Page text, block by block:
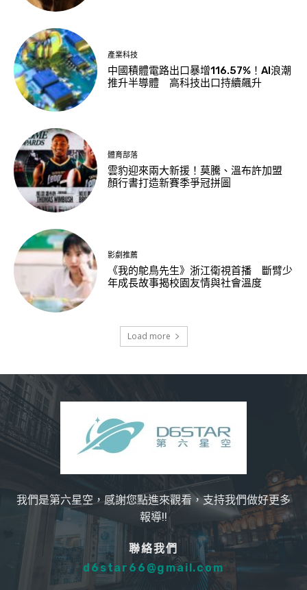
產業科技
中國積體電路出口暴增116.57%！AI浪潮
推升半導體 高科技出口持續飆升
體育部落
雲豹迎來兩大新援！莫騰、溫布許加盟
顏行書打造新賽季爭冠拼圖
影劇推薦
《我的鴕鳥先生》浙江衛視首播 斷臂少
年成長故事揭校園友情與社會溫度
Load more
我們是第六星空，感謝您點進來觀看，支持我們做好更多
報導!!
聯絡我們
d6star66@gmail.com